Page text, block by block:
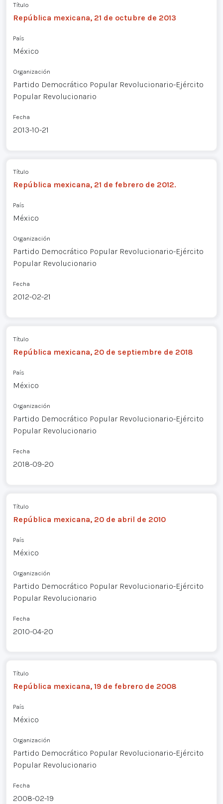
Título
República mexicana, 21 de octubre de 2013
País
México
Organización
Partido Democrático Popular Revolucionario-Ejército
Popular Revolucionario
Fecha
2013-10-21
Título
República mexicana, 21 de febrero de 2012.
País
México
Organización
Partido Democrático Popular Revolucionario-Ejército
Popular Revolucionario
Fecha
2012-02-21
Título
República mexicana, 20 de septiembre de 2018
País
México
Organización
Partido Democrático Popular Revolucionario-Ejército
Popular Revolucionario
Fecha
2018-09-20
Título
República mexicana, 20 de abril de 2010
País
México
Organización
Partido Democrático Popular Revolucionario-Ejército
Popular Revolucionario
Fecha
2010-04-20
Título
República mexicana, 19 de febrero de 2008
País
México
Organización
Partido Democrático Popular Revolucionario-Ejército
Popular Revolucionario
Fecha
2008-02-19